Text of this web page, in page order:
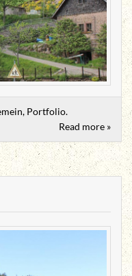
, Portfolio.
Read more »